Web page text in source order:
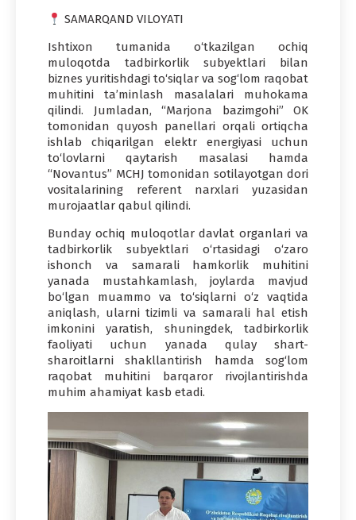
SAMARQAND VILOYATI
Ishtixon tumanida o‘tkazilgan ochiq
muloqotda tadbirkorlik subyektlari bilan
biznes yuritishdagi to‘siqlar va sog‘lom raqobat
muhitini ta’minlash masalalari muhokama
qilindi. Jumladan, “Marjona bazimgohi” OK
tomonidan quyosh panellari orqali ortiqcha
ishlab chiqarilgan elektr energiyasi uchun
to‘lovlarni qaytarish masalasi hamda
“Novantus” MCHJ tomonidan sotilayotgan dori
vositalarining referent narxlari yuzasidan
murojaatlar qabul qilindi.
Bunday ochiq muloqotlar davlat organlari va
tadbirkorlik subyektlari o‘rtasidagi o‘zaro
ishonch va samarali hamkorlik muhitini
yanada mustahkamlash, joylarda mavjud
bo‘lgan muammo va to‘siqlarni o‘z vaqtida
aniqlash, ularni tizimli va samarali hal etish
imkonini yaratish, shuningdek, tadbirkorlik
faoliyati uchun yanada qulay shart-
sharoitlarni shakllantirish hamda sog‘lom
raqobat muhitini barqaror rivojlantirishda
muhim ahamiyat kasb etadi.